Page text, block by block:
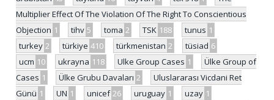
Multiplier Effect Of The Violation Of The Right To Conscientious
Objection 1 tihv 5 toma 2 TSK 188 tunus 1
turkey 2 türkiye 410 türkmenistan 2 tüsiad 6
ucm 10 ukrayna 118 Ulke Group Cases 1
Ülke Group of
Cases 1 Ülke Grubu Davaları 2
Uluslararası Vicdani Ret
Günü 1 UN 1 unicef 26 uruguay 1 uzay 1